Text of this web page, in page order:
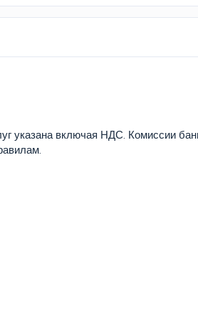
указана включая НДС. Комиссии